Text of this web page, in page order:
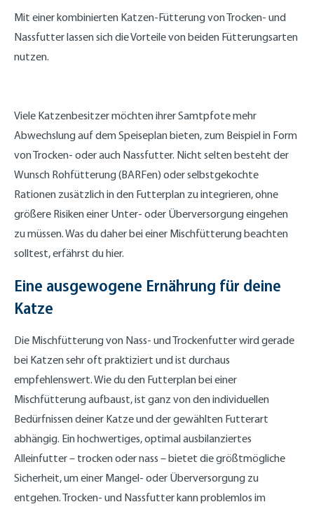
Mit einer kombinierten Katzen-Fütterung von Trocken- und
Nassfutter lassen sich die Vorteile von beiden Fütterungsarten
nutzen.
Viele Katzenbesitzer möchten ihrer Samtpfote mehr
Abwechslung auf dem Speiseplan bieten, zum Beispiel in Form
von Trocken- oder auch Nassfutter. Nicht selten besteht der
Wunsch Rohfütterung (BARFen) oder selbstgekochte
Rationen zusätzlich in den Futterplan zu integrieren, ohne
größere Risiken einer Unter- oder Überversorgung eingehen
zu müssen. Was du daher bei einer Mischfütterung beachten
solltest, erfährst du hier.
Eine ausgewogene Ernährung für deine
Katze
Die Mischfütterung von Nass- und Trockenfutter wird gerade
bei Katzen sehr oft praktiziert und ist durchaus
empfehlenswert. Wie du den Futterplan bei einer
Mischfütterung aufbaust, ist ganz von den individuellen
Bedürfnissen deiner Katze und der gewählten Futterart
abhängig. Ein hochwertiges, optimal ausbilanziertes
Alleinfutter – trocken oder nass – bietet die größtmögliche
Sicherheit, um einer Mangel- oder Überversorgung zu
entgehen. Trocken- und Nassfutter kann problemlos im